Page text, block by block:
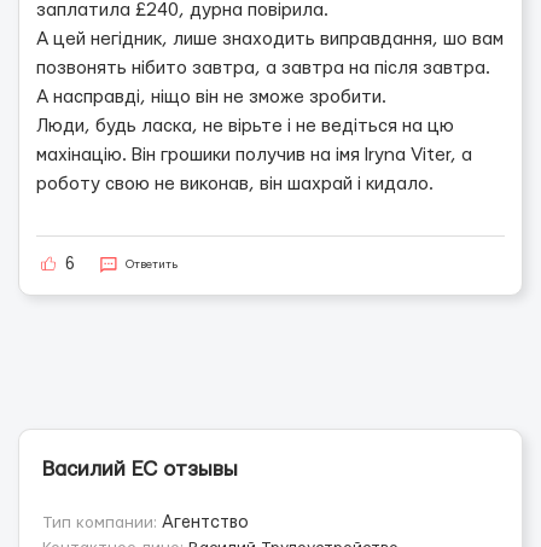
заплатила £240, дурна повірила.
А цей негідник, лише знаходить виправдання, шо вам
позвонять нібито завтра, а завтра на після завтра.
А насправді, ніщо він не зможе зробити.
Люди, будь ласка, не вірьте і не ведіться на цю
махінацію. Він грошики получив на імя Iryna Viter, а
роботу свою не виконав, він шахрай і кидало.
6 Ответить
Василий ЕС отзывы
Тип компании: Агентство